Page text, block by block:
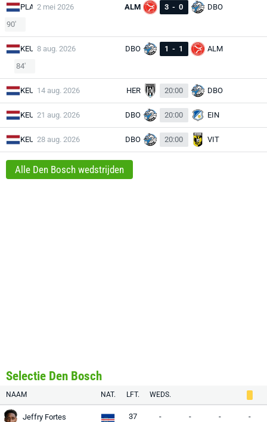
PLA 2 mei 2026 ALM 3 - 0
DBO
90'
KEU 8 aug. 2026 DBO 1 - 1
ALM
84'
KEU 14 aug. 2026 HER 20:00 DBO
KEU 21 aug. 2026 DBO 20:00 EIN
KEU 28 aug. 2026 DBO 20:00 VIT
Alle Den Bosch wedstrijden
Selectie Den Bosch
NAAM NAT. LFT. WEDS.
Jeffry Fortes 37 - - - -